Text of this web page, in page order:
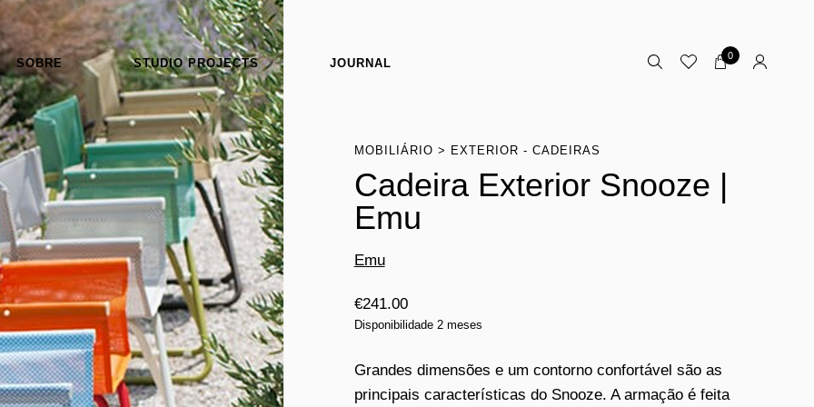
SOBRE STUDIO PROJECTS JOURNAL
0
MOBILIÁRIO EXTERIOR - CADEIRAS
Cadeira Exterior Snooze |
Emu
Emu
€241.00
Disponibilidade 2 meses
Grandes dimensões e um contorno confortável são as
principais características do Snooze. A armação é feita